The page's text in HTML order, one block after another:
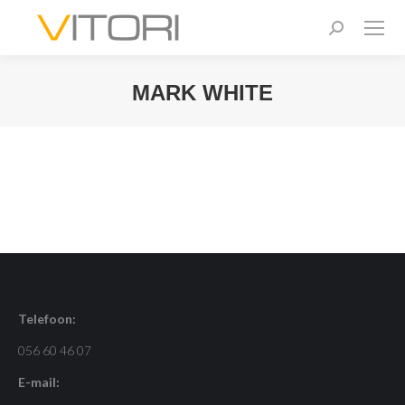
Zoeken:
MARK WHITE
Telefoon:
056 60 46 07
E-mail: